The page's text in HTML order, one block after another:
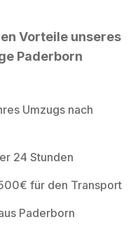
Vorteile unseres
Paderborn
Umzugs nach
24 Stunden
für den Transport
Paderborn